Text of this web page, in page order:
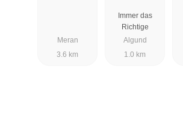
Meran
3.6 km
Immer das
Richtige
Algund
1.0 km